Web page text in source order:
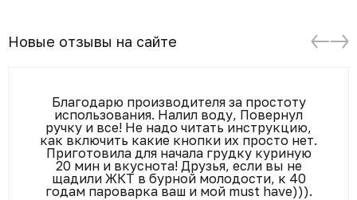
Новые отзывы на сайте
Благодарю производителя за простоту
использования. Налил воду, Повернул
ручку и все! Не надо читать инструкцию,
как включить какие кнопки их просто нет.
Приготовила для начала грудку куриную
20 мин и вкуснота! Друзья, если вы не
щадили ЖКТ в бурной молодости, к 40
годам пароварка ваш и мой must have))).